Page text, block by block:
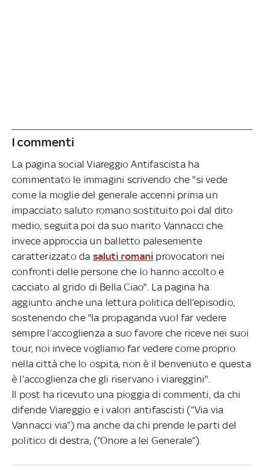
I commenti
La pagina social Viareggio Antifascista ha
commentato le immagini scrivendo che "si vede
come la moglie del generale accenni prima un
impacciato saluto romano sostituito poi dal dito
medio, seguita poi da suo marito Vannacci che
invece approccia un balletto palesemente
caratterizzato da saluti romani provocatori nei
confronti delle persone che lo hanno accolto e
cacciato al grido di Bella Ciao". La pagina ha
aggiunto anche una lettura politica dell’episodio,
sostenendo che "la propaganda vuol far vedere
sempre l’accoglienza a suo favore che riceve nei suoi
tour, noi invece vogliamo far vedere come proprio
nella città che lo ospita, non è il benvenuto e questa
è l’accoglienza che gli riservano i viareggini".
Il post ha ricevuto una pioggia di commenti, da chi
difende Viareggio e i valori antifascisti (“Via via
Vannacci via”) ma anche da chi prende le parti del
politico di destra, (“Onore a lei Generale”).